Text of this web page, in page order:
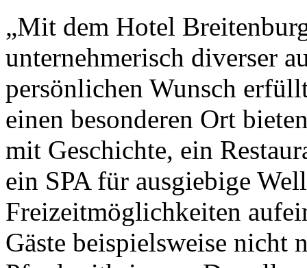
„Mit dem Hotel
unternehmerisch diverser
persönlichen Wunsch
einen besonderen Ort
mit Geschichte, ein
ein SPA für ausgiebige
Freizeitmöglichkeiten
Gäste beispielsweise nicht